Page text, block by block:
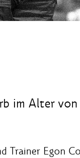
im Alter
Trainer Egon